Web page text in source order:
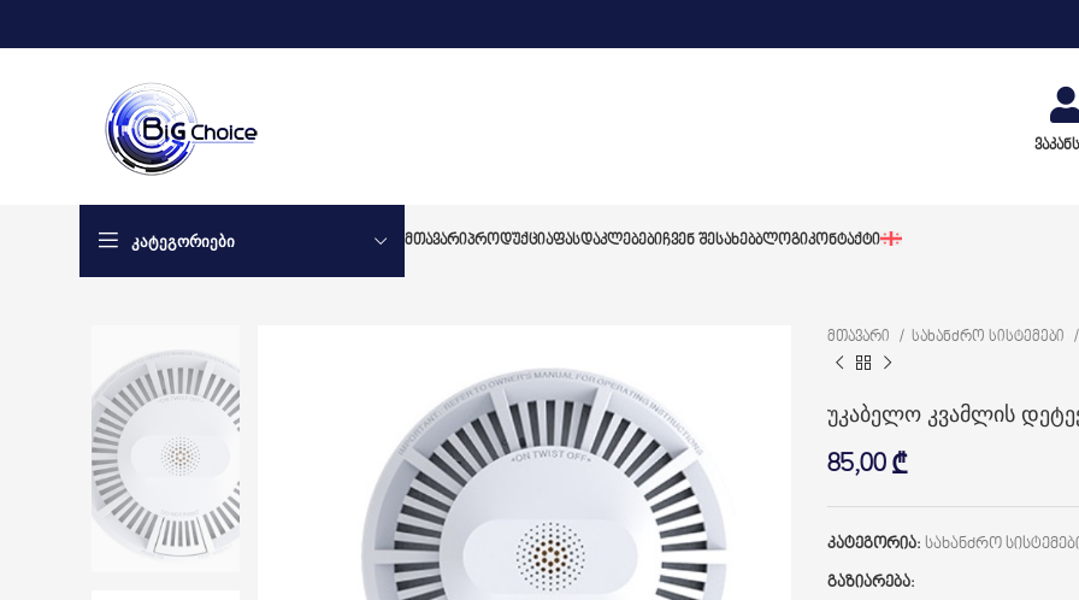
ᲙᲐᲢᲔᲒᲝᲠᲘᲔᲑᲘ ᲛᲗᲐᲕᲐᲠᲘᲞᲠᲝᲓᲣᲥᲪᲘᲐᲤᲐᲡᲓᲐᲙᲚᲔᲑᲔᲑᲘᲩᲕᲔᲜ ᲨᲔᲡᲐᲮᲔᲑᲑᲚᲝᲒᲘᲙᲝᲜᲢᲐᲥᲢᲘ
მთავარი სახანძრო სისტემები
უკაბელო კვამლის
85,00 ₾
კატეგორია: სახანძრო
გაზიარება: